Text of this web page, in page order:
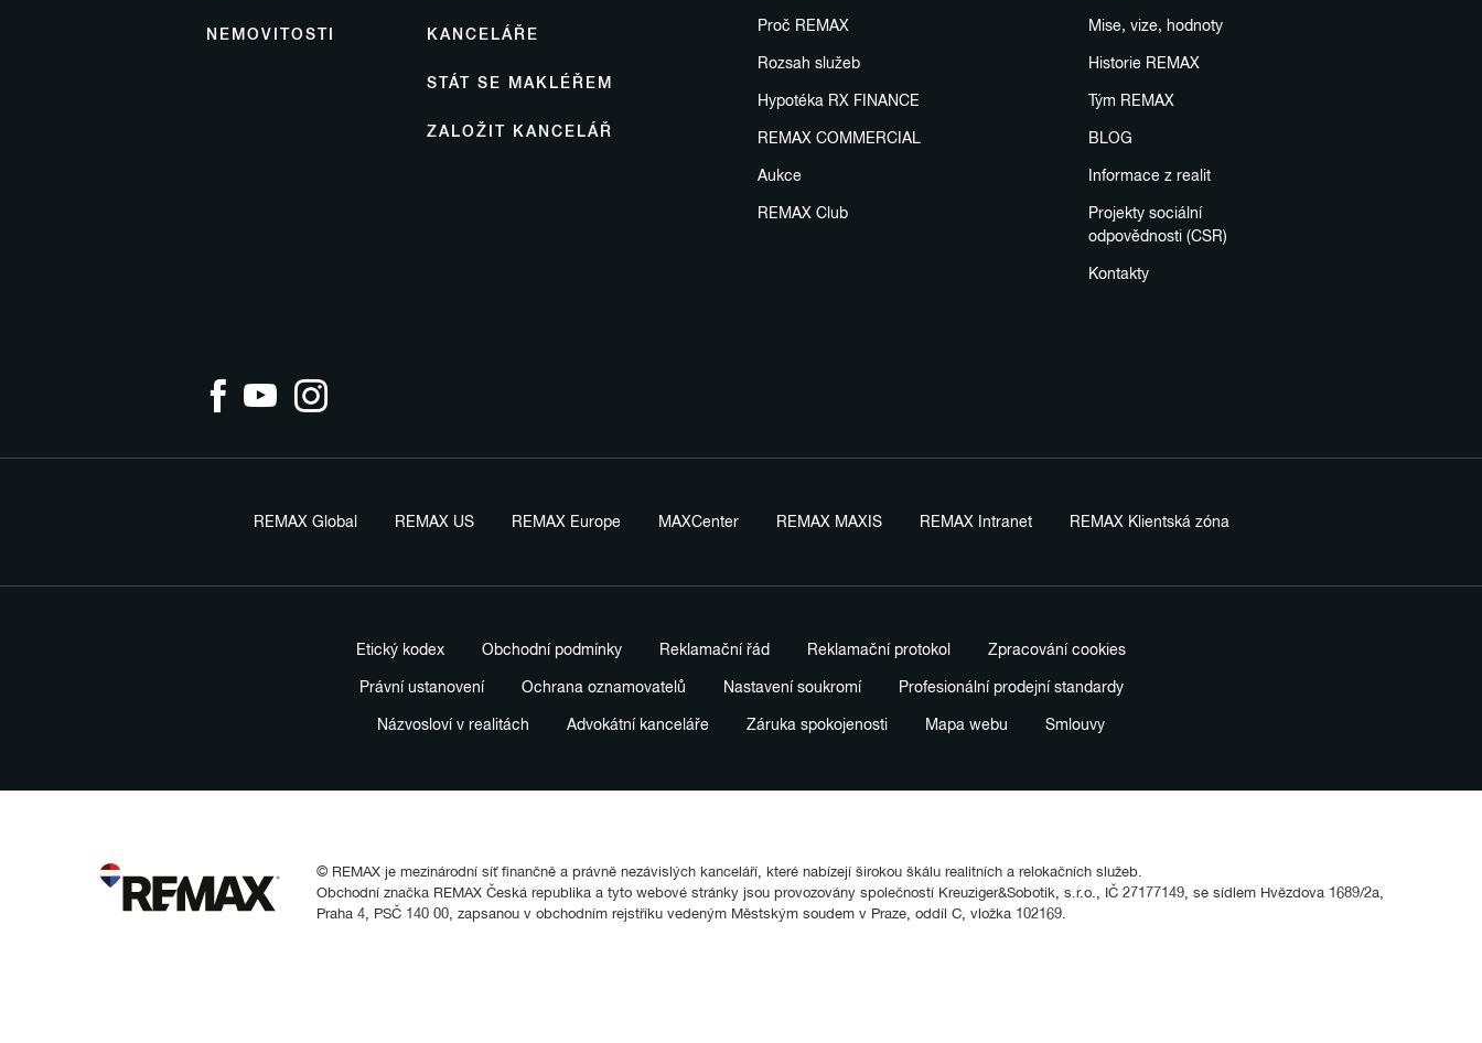
NEMOVITOSTI
Proč REMAX
Rozsah služeb
Hypotéka RX FINANCE
REMAX COMMERCIAL
Aukce
REMAX Club
KANCELÁŘE
STÁT SE MAKLÉŘEM
ZALOŽIT KANCELÁŘ
Mise, vize, hodnoty
Historie REMAX
Tým REMAX
BLOG
Informace z realit
Projekty sociální
odpovědnosti (CSR)
Kontakty
REMAX Global REMAX US REMAX Europe MAXCenter REMAX MAXIS REMAX Intranet REMAX Klientská zóna
Etický kodex Obchodní podmínky Reklamační řád Reklamační protokol Zpracování cookies
Právní ustanovení Ochrana oznamovatelů Nastavení soukromí Profesionální prodejní standardy
Názvosloví v realitách Advokátní kanceláře Záruka spokojenosti Mapa webu Smlouvy
© REMAX je mezinárodní síť finančně a právně nezávislých kanceláří, které nabízejí širokou škálu realitních a relokačních služeb.
Obchodní značka REMAX Česká republika a tyto webové stránky jsou provozovány společností Kreuziger&Sobotik, s.r.o., IČ 27177149, se sídlem Hvězdova 1689/2a,
Praha 4, PSČ 140 00, zapsanou v obchodním rejstříku vedeným Městským soudem v Praze, oddíl C, vložka 102169.